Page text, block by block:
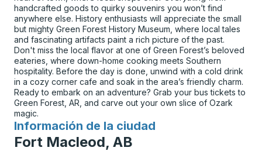
handcrafted goods to quirky souvenirs you won’t find
anywhere else. History enthusiasts will appreciate the small
but mighty Green Forest History Museum, where local tales
and fascinating artifacts paint a rich picture of the past.
Don't miss the local flavor at one of Green Forest’s beloved
eateries, where down-home cooking meets Southern
hospitality. Before the day is done, unwind with a cold drink
in a cozy corner cafe and soak in the area’s friendly charm.
Ready to embark on an adventure? Grab your bus tickets to
Green Forest, AR, and carve out your own slice of Ozark
magic.
Información de la ciudad
para
Fort Macleod, AB